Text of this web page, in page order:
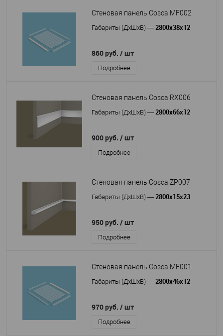
Стеновая панель Cosca MF002
Габариты (ДхШхВ) — 2800x38x12
860 руб. / шт
Подробнее
Стеновая панель Cosca RX006
Габариты (ДхШхВ) — 2800x66x12
900 руб. / шт
Подробнее
Стеновая панель Cosca ZP007
Габариты (ДхШхВ) — 2800x15x23
950 руб. / шт
Подробнее
Стеновая панель Cosca MF001
Габариты (ДхШхВ) — 2800x46x12
970 руб. / шт
Подробнее